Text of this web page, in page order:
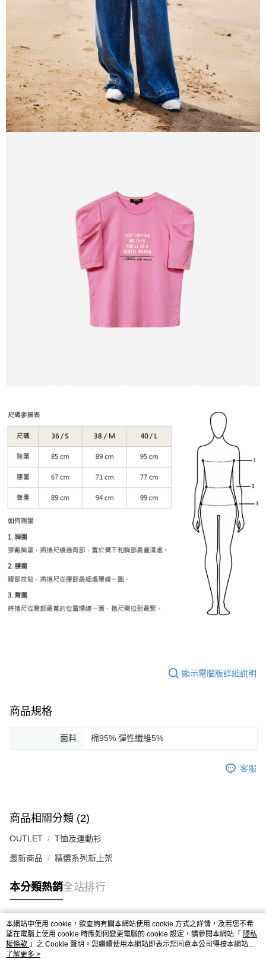
顯示電腦版詳細說明
商品規格
面料 棉95% 彈性纖維5%
客服
商品相關分類 (2)
OUTLET T恤及運動衫
最新商品 精選系列新上架
本分類熱銷全站排行
熱門標籤
本網站中使用 cookie，欲查詢有關本網站使用 cookie 方式之詳情，及若您不希
望在電腦上使用 cookie 時應如何變更電腦的 cookie 設定，請參閱本網站「 隱私
權條款 」之 Cookie 聲明。您繼續使用本網站即表示您同意本公司得按本網站使
用條款之 Cookie 聲明使用 cookie。
了解更多 >